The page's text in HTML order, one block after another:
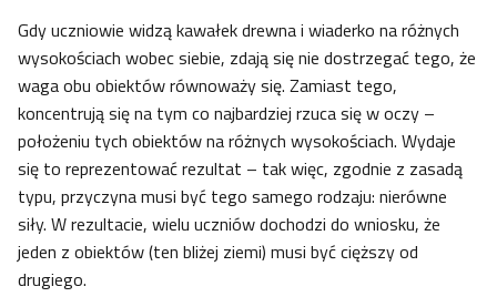
Gdy uczniowie widzą kawałek drewna i wiaderko na różnych
wysokościach wobec siebie, zdają się nie dostrzegać tego, że
waga obu obiektów równoważy się. Zamiast tego,
koncentrują się na tym co najbardziej rzuca się w oczy –
położeniu tych obiektów na różnych wysokościach. Wydaje
się to reprezentować rezultat – tak więc, zgodnie z zasadą
typu, przyczyna musi być tego samego rodzaju: nierówne
siły. W rezultacie, wielu uczniów dochodzi do wniosku, że
jeden z obiektów (ten bliżej ziemi) musi być cięższy od
drugiego.